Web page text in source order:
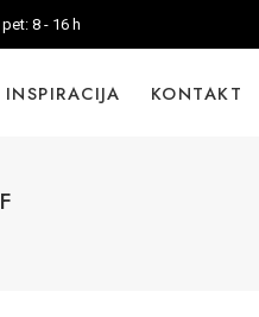
8 - 16 h
INSPIRACIJA KONTAKT